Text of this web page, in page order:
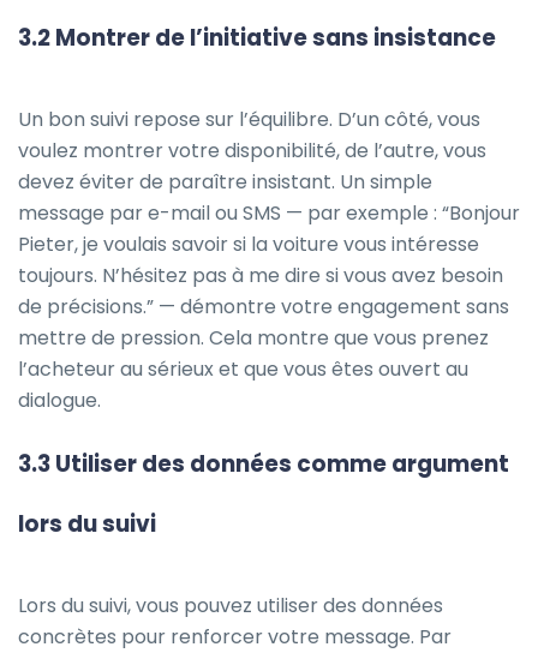
3.2 Montrer de l’initiative sans insistance
Un bon suivi repose sur l’équilibre. D’un côté, vous
voulez montrer votre disponibilité, de l’autre, vous
devez éviter de paraître insistant. Un simple
message par e-mail ou SMS — par exemple : “Bonjour
Pieter, je voulais savoir si la voiture vous intéresse
toujours. N’hésitez pas à me dire si vous avez besoin
de précisions.” — démontre votre engagement sans
mettre de pression. Cela montre que vous prenez
l’acheteur au sérieux et que vous êtes ouvert au
dialogue.
3.3 Utiliser des données comme argument
lors du suivi
Lors du suivi, vous pouvez utiliser des données
concrètes pour renforcer votre message. Par